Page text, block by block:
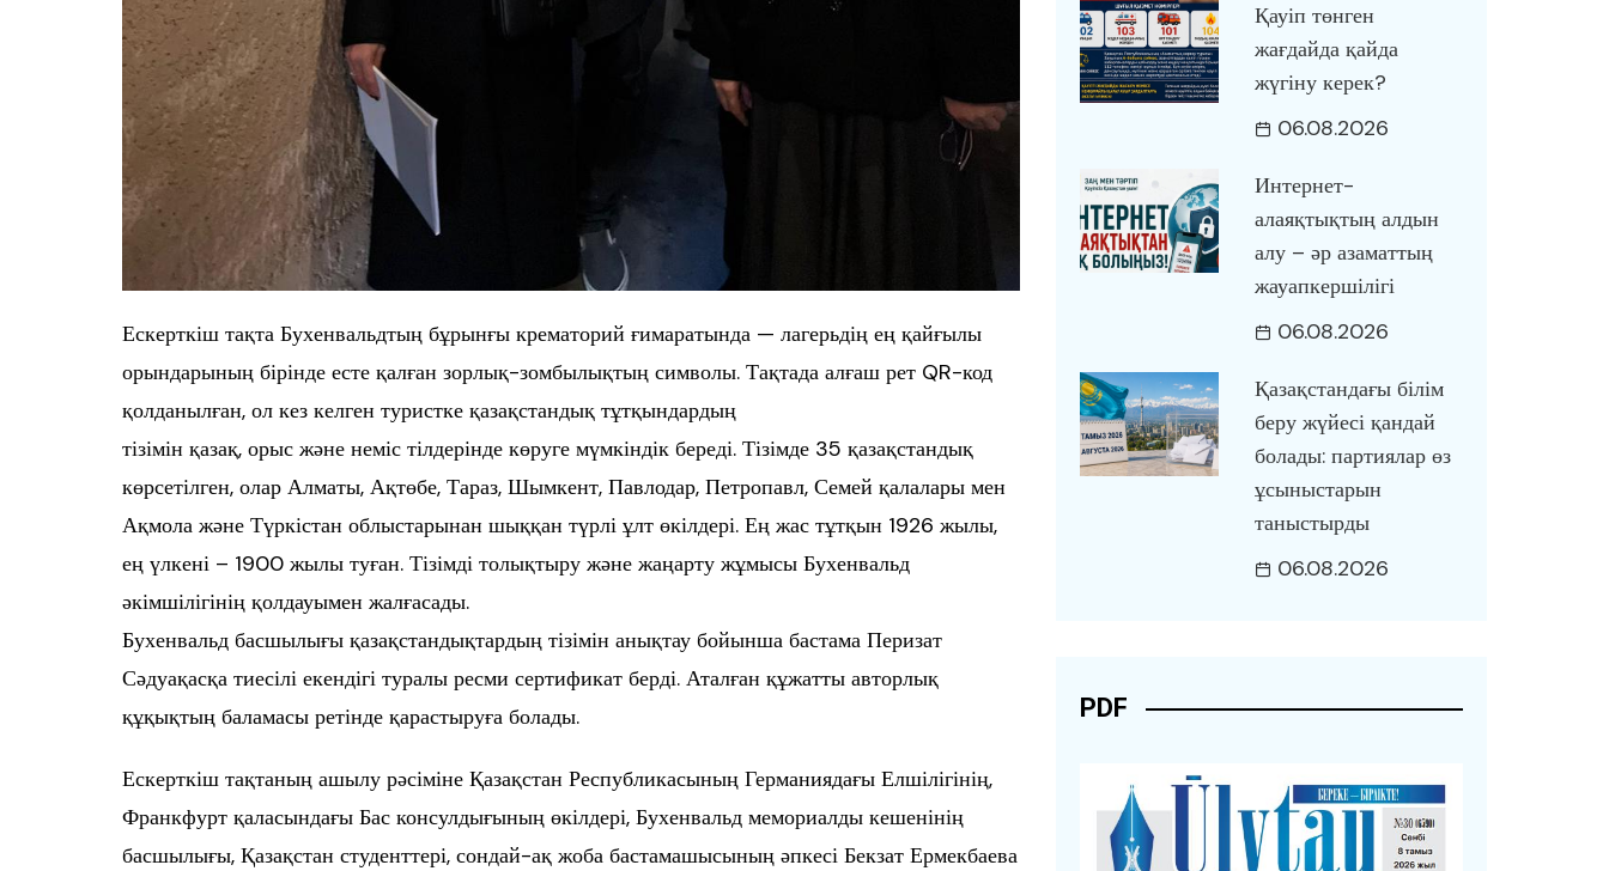
Ескерткіш тақта Бухенвальдтың бұрынғы крематорий ғимаратында — лагерьдің ең қайғылы
орындарының бірінде есте қалған зорлық-зомбылықтың символы. Тақтада алғаш рет QR-код
қолданылған, ол кез келген туристке қазақстандық тұтқындардың
тізімін қазақ, орыс және неміс тілдерінде көруге мүмкіндік береді. Тізімде 35 қазақстандық
көрсетілген, олар Алматы, Ақтөбе, Тараз, Шымкент, Павлодар, Петропавл, Семей қалалары мен
Ақмола және Түркістан облыстарынан шыққан түрлі ұлт өкілдері. Ең жас тұтқын 1926 жылы,
ең үлкені – 1900 жылы туған. Тізімді толықтыру және жаңарту жұмысы Бухенвальд
әкімшілігінің қолдауымен жалғасады.
Бухенвальд басшылығы қазақстандықтардың тізімін анықтау бойынша бастама Перизат
Сәдуақасқа тиесілі екендігі туралы ресми сертификат берді. Аталған құжатты авторлық
құқықтың баламасы ретінде қарастыруға болады.
Ескерткіш тақтаның ашылу рәсіміне Қазақстан Республикасының Германиядағы Елшілігінің,
Франкфурт қаласындағы Бас консулдығының өкілдері, Бухенвальд мемориалды кешенінің
басшылығы, Қазақстан студенттері, сондай-ақ жоба бастамашысының әпкесі Бекзат Ермекбаева
Қауіп төнген
жағдайда қайда
жүгіну керек?
06.08.2026
Интернет-
алаяқтықтың алдын
алу – әр азаматтың
жауапкершілігі
06.08.2026
Қазақстандағы білім
беру жүйесі қандай
болады: партиялар өз
ұсыныстарын
таныстырды
06.08.2026
PDF